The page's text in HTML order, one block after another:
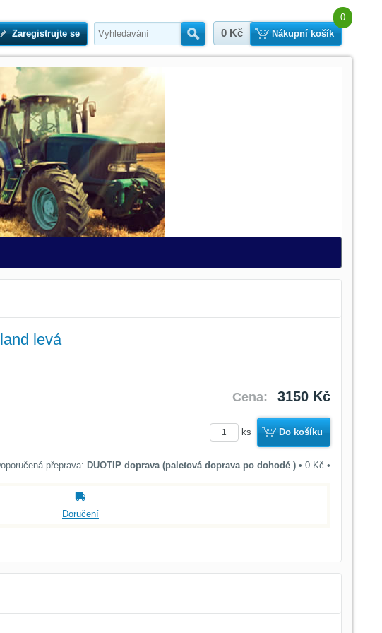
Zaregistrujte se Hledat
0 Kč
0
Nákupní košík
levá
Cena: 3150 Kč
ks Do košíku
DUOTIP doprava (paletová doprava po dohodě ) • 0 Kč •
Doručení